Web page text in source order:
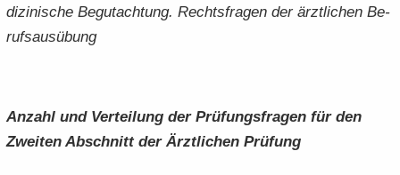
di­zi­ni­sche Be­gut­ach­tung. Rechts­fra­gen der ärzt­li­chen Be­
rufs­aus­übung
An­zahl und Ver­tei­lung der Prü­fungs­fra­gen für den
Zwei­ten Ab­schnitt der Ärzt­li­chen Prü­fung